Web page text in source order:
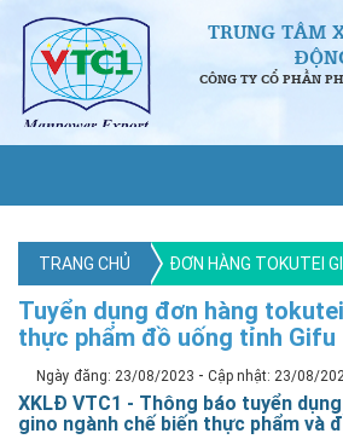
TRUNG TÂM
CÔNG TY CỔ PHẦN
TRANG CHỦ ĐƠN HÀNG TOKUTEI
Tuyển dụng đơn hàng
thực phẩm đồ uống tỉnh Gifu
Ngày đăng: 23/08/2023 - Cập nhật: 23/08/
XKLĐ VTC1 - Thông báo tuyển
gino ngành chế biến thực phẩm và